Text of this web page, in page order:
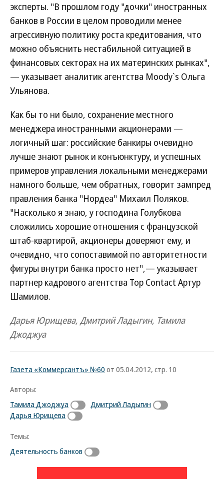
эксперты. "В прошлом году "дочки" иностранных
банков в России в целом проводили менее
агрессивную политику роста кредитования, что
можно объяснить нестабильной ситуацией в
финансовых секторах на их материнских рынках",
— указывает аналитик агентства Moody`s Ольга
Ульянова.
Как бы то ни было, сохранение местного
менеджера иностранными акционерами —
логичный шаг: российские банкиры очевидно
лучше знают рынок и конъюнктуру, и успешных
примеров управления локальными менеджерами
намного больше, чем обратных, говорит зампред
правления банка "Нордеа" Михаил Поляков.
"Насколько я знаю, у господина Голубкова
сложились хорошие отношения с французской
штаб-квартирой, акционеры доверяют ему, и
очевидно, что сопоставимой по авторитетности
фигуры внутри банка просто нет",— указывает
партнер кадрового агентства Тор Contact Артур
Шамилов.
Дарья Юрищева, Дмитрий Ладыгин, Тамила
Джоджуа
Газета «Коммерсантъ» №60 от 05.04.2012, стр. 10
Авторы:
Тамила Джоджуа
Дмитрий Ладыгин
Дарья Юрищева
Темы:
Деятельность банков